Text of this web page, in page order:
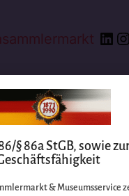
§ 86a StGB, sowie
& Museumsservice